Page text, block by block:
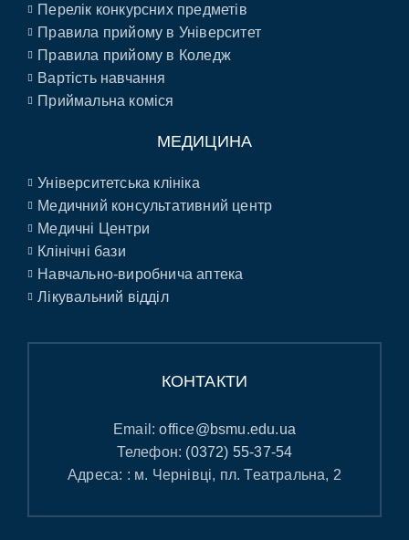
Перелік конкурсних предметів
Правила прийому в Університет
Правила прийому в Коледж
Вартість навчання
Приймальна коміся
МЕДИЦИНА
Університетська клініка
Медичний консультативний центр
Медичні Центри
Клінічні бази
Навчально-виробнича аптека
Лікувальний відділ
КОНТАКТИ
Email:office@bsmu.edu.ua
Телефон: (0372) 55-37-54
Адреса: : м. Чернівці, пл. Театральна, 2